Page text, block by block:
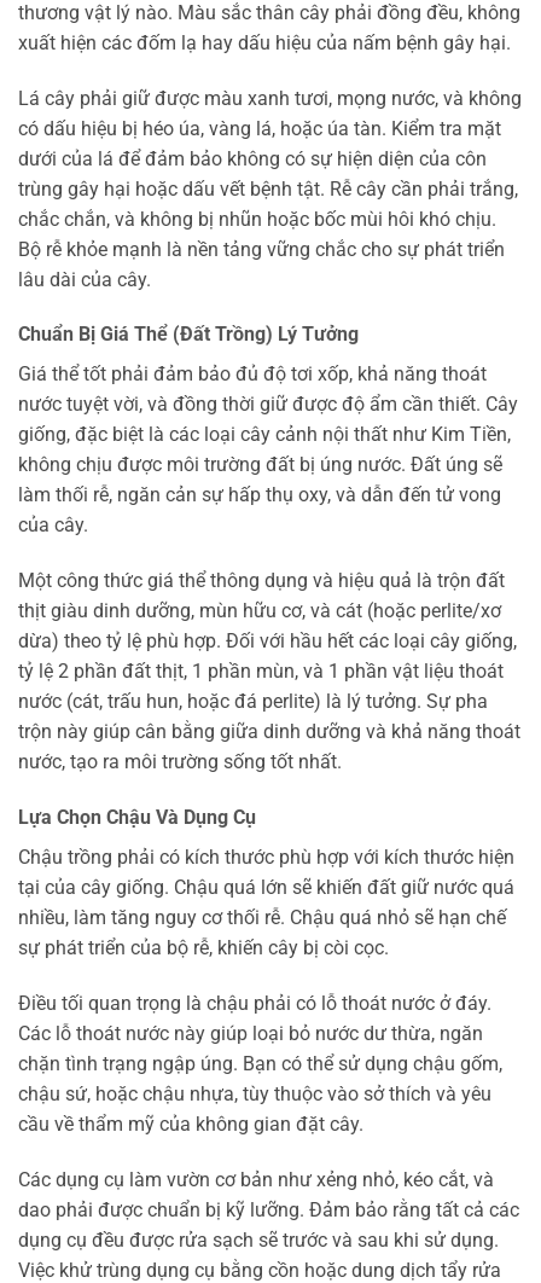
thương vật lý nào. Màu sắc thân cây phải đồng đều, không
xuất hiện các đốm lạ hay dấu hiệu của nấm bệnh gây hại.
Lá cây phải giữ được màu xanh tươi, mọng nước, và không
có dấu hiệu bị héo úa, vàng lá, hoặc úa tàn. Kiểm tra mặt
dưới của lá để đảm bảo không có sự hiện diện của côn
trùng gây hại hoặc dấu vết bệnh tật. Rễ cây cần phải trắng,
chắc chắn, và không bị nhũn hoặc bốc mùi hôi khó chịu.
Bộ rễ khỏe mạnh là nền tảng vững chắc cho sự phát triển
lâu dài của cây.
Chuẩn Bị Giá Thể (Đất Trồng) Lý Tưởng
Giá thể tốt phải đảm bảo đủ độ tơi xốp, khả năng thoát
nước tuyệt vời, và đồng thời giữ được độ ẩm cần thiết. Cây
giống, đặc biệt là các loại cây cảnh nội thất như Kim Tiền,
không chịu được môi trường đất bị úng nước. Đất úng sẽ
làm thối rễ, ngăn cản sự hấp thụ oxy, và dẫn đến tử vong
của cây.
Một công thức giá thể thông dụng và hiệu quả là trộn đất
thịt giàu dinh dưỡng, mùn hữu cơ, và cát (hoặc perlite/xơ
dừa) theo tỷ lệ phù hợp. Đối với hầu hết các loại cây giống,
tỷ lệ 2 phần đất thịt, 1 phần mùn, và 1 phần vật liệu thoát
nước (cát, trấu hun, hoặc đá perlite) là lý tưởng. Sự pha
trộn này giúp cân bằng giữa dinh dưỡng và khả năng thoát
nước, tạo ra môi trường sống tốt nhất.
Lựa Chọn Chậu Và Dụng Cụ
Chậu trồng phải có kích thước phù hợp với kích thước hiện
tại của cây giống. Chậu quá lớn sẽ khiến đất giữ nước quá
nhiều, làm tăng nguy cơ thối rễ. Chậu quá nhỏ sẽ hạn chế
sự phát triển của bộ rễ, khiến cây bị còi cọc.
Điều tối quan trọng là chậu phải có lỗ thoát nước ở đáy.
Các lỗ thoát nước này giúp loại bỏ nước dư thừa, ngăn
chặn tình trạng ngập úng. Bạn có thể sử dụng chậu gốm,
chậu sứ, hoặc chậu nhựa, tùy thuộc vào sở thích và yêu
cầu về thẩm mỹ của không gian đặt cây.
Các dụng cụ làm vườn cơ bản như xẻng nhỏ, kéo cắt, và
dao phải được chuẩn bị kỹ lưỡng. Đảm bảo rằng tất cả các
dụng cụ đều được rửa sạch sẽ trước và sau khi sử dụng.
Việc khử trùng dụng cụ bằng cồn hoặc dung dịch tẩy rửa